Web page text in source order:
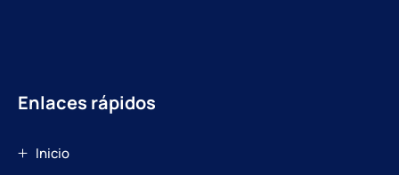
Enlaces rápidos
Inicio